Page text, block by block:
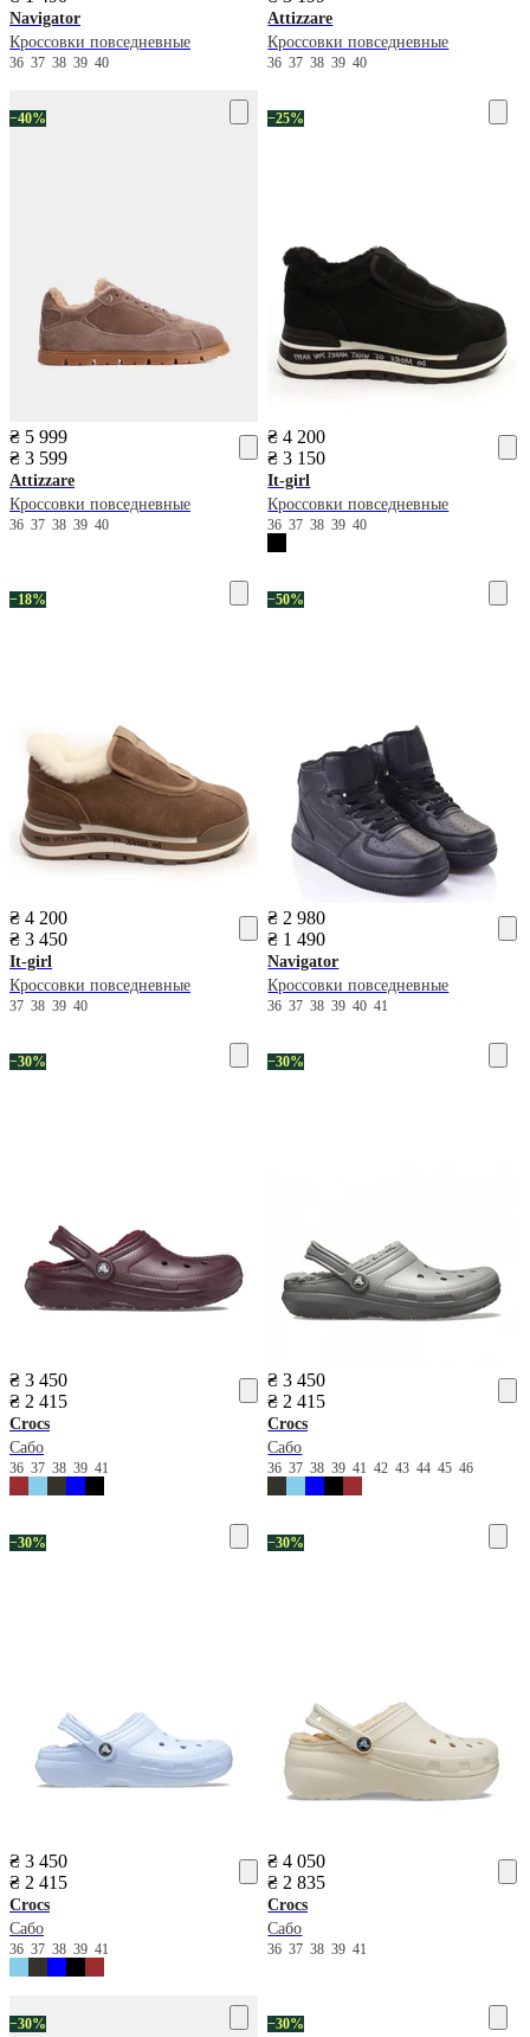
Navigator
Кроссовки повседневные
36 37 38 39 40
Attizzare
Кроссовки повседневные
3637383940
−40%
₴ 5 999
₴ 3 599
Attizzare
Кроссовки повседневные
36 37 38 39 40
−25%
₴ 4 200
₴ 3 150
It-girl
Кроссовки повседневные
3637383940
−18%
₴ 4 200
₴ 3 450
It-girl
Кроссовки повседневные
37 38 39 40
−50%
₴ 2 980
₴ 1 490
Navigator
Кроссовки повседневные
363738394041
−30%
₴ 3 450
₴ 2 415
Crocs
Сабо
36 37 38 39 41
−30%
₴ 3 450
₴ 2 415
Crocs
Сабо
36373839414243444546
−30%
₴ 3 450
₴ 2 415
Crocs
Сабо
36 37 38 39 41
−30%
₴ 4 050
₴ 2 835
Crocs
Сабо
3637383941
−30% −30%